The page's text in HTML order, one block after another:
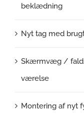
beklædning
Nyt tag med
Skærmvæg /
værelse
Montering af nyt